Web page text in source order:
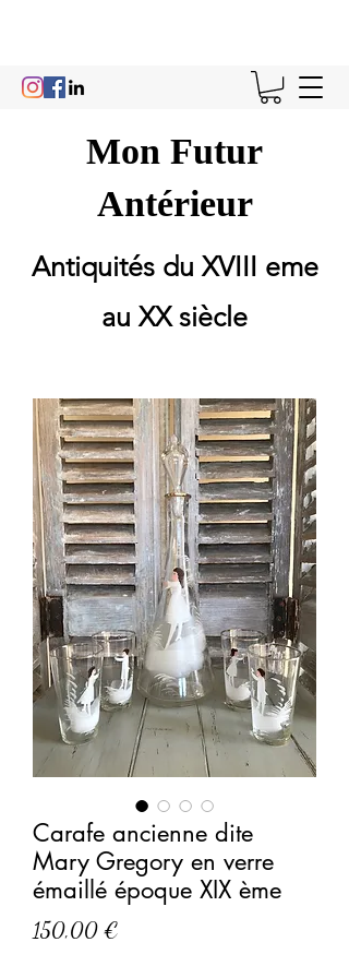
Mon Futur
Antérieur
Antiquités du XVIII eme
au XX siècle
Carafe ancienne dite
Mary Gregory en verre
émaillé époque XIX ème
150,00 €